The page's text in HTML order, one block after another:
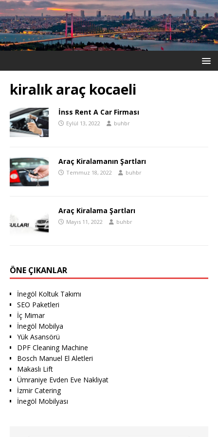
kiralık araç kocaeli
İnss Rent A Car Firması
Eylül 13, 2022 buhbr
Araç Kiralamanın Şartları
Temmuz 18, 2022 buhbr
Araç Kiralama Şartları
Mayıs 11, 2022 buhbr
ÖNE ÇIKANLAR
İnegöl Koltuk Takımı
SEO Paketleri
İç Mimar
İnegöl Mobilya
Yük Asansörü
DPF Cleaning Machine
Bosch Manuel El Aletleri
Makaslı Lift
Ümraniye Evden Eve Nakliyat
İzmir Catering
İnegöl Mobilyası